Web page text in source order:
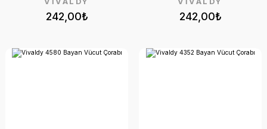
242,00₺ 242,00₺